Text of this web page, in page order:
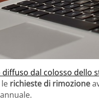
dal colosso dello
richieste di rimozione